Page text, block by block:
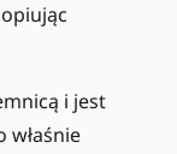
i jest
właśnie